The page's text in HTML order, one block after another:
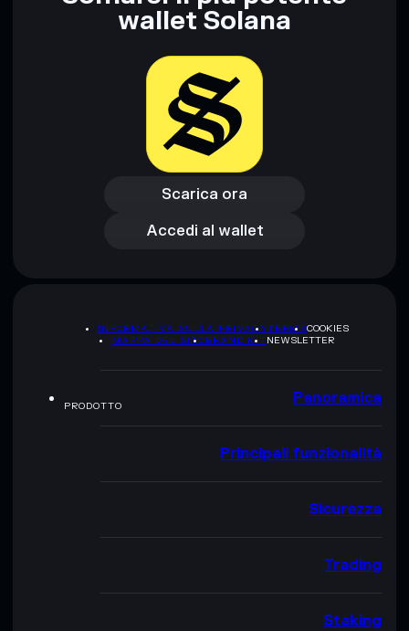
Disclaimer: Queste informazioni hanno esclusivamente scopi
Informati sempre autonomamente. Dati forniti da
wallet Solana
Scarica ora
Scarica ora
Accedi al wallet
Accedi al wallet
INFORMATIVA SULLA PRIVACYTERMSCOOKIES
MAPPA DEL SITOBRAND KITNEWSLETTER
PRODOTTO Panoramica
Principali funzionalità
Sicurezza
Trading
Staking